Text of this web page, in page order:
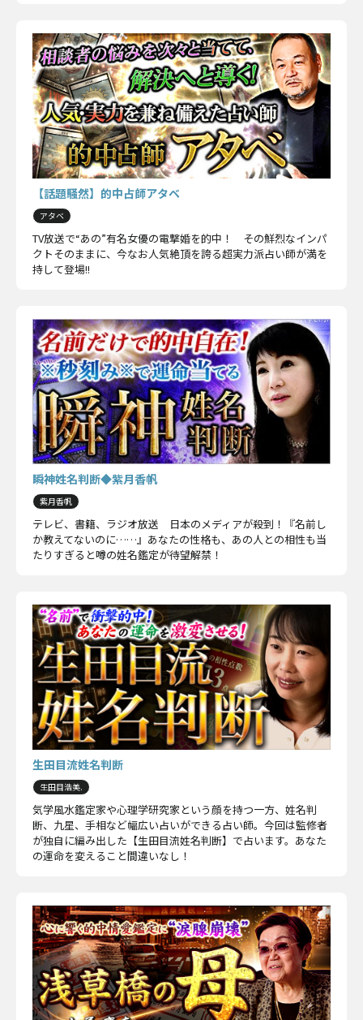
【話題騒然】的中占師アタベ
アタベ
TV放送で“あの”有名女優の電撃婚を的中！ その鮮烈なインパ
クトそのままに、今なお人気絶頂を誇る超実力派占い師が満を
持して登場!!
瞬神姓名判断◆紫月香帆
紫月香帆
テレビ、書籍、ラジオ放送 日本のメディアが殺到！『名前し
か教えてないのに……』あなたの性格も、あの人との相性も当
たりすぎると噂の姓名鑑定が待望解禁！
生田目流姓名判断
生田目浩美.
気学風水鑑定家や心理学研究家という顔を持つ一方、姓名判
断、九星、手相など幅広い占いができる占い師。今回は監修者
が独自に編み出した【生田目流姓名判断】で占います。あなた
の運命を変えること間違いなし！